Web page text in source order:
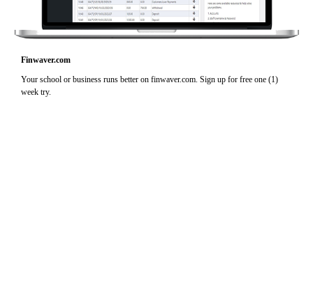
Finwaver.com
Your school or business runs better on finwaver.com. Sign up for free one (1)
week try.